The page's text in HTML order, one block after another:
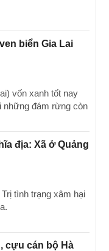
biển Gia Lai
vốn xanh tốt nay
những đám rừng còn
địa: Xã ở Quảng
tình trạng xâm hại
cựu cán bộ Hà